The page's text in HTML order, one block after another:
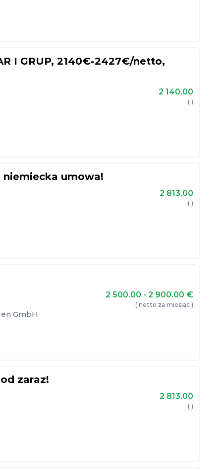
I GRUP, 2140€-2427€/netto,
2 140.00
( )
niemiecka umowa!
2 813.00
( )
2 500.00 - 2 900.00 €
( netto za miesiąc )
GmbH
zaraz!
2 813.00
( )